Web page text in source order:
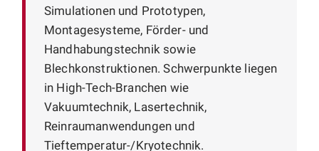
Simulationen und Prototypen,
Montagesysteme, Förder- und
Handhabungstechnik sowie
Blechkonstruktionen. Schwerpunkte liegen
in High-Tech-Branchen wie
Vakuumtechnik, Lasertechnik,
Reinraumanwendungen und
Tieftemperatur-/Kryotechnik.